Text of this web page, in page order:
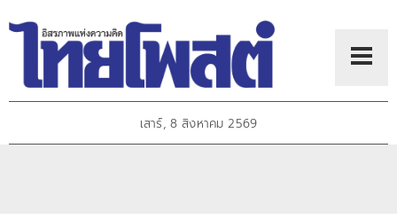
เสาร์, 8 สิงหาคม 2569